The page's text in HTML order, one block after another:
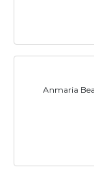
Anmaria